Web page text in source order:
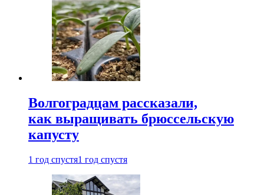
Волгоградцам рассказали,
как выращивать брюссельскую
капусту
1 год спустя1 год спустя